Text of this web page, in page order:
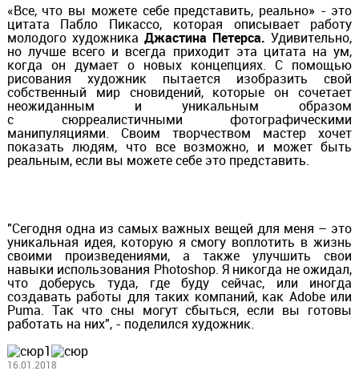
«Все, что вы можете себе представить, реально» - это
цитата Пабло Пикассо, которая описывает работу
молодого художника Джастина Петерса. Удивительно,
но лучше всего и всегда приходит эта цитата на ум,
когда он думает о новых концепциях. С помощью
рисования художник пытается изобразить свой
собственный мир сновидений, которые он сочетает
неожиданным и уникальным образом
с сюрреалистичными фотографическими
манипуляциями. Своим творчеством мастер хочет
показать людям, что все возможно, и может быть
реальным, если вы можете себе это представить.
"Сегодня одна из самых важных вещей для меня – это
уникальная идея, которую я смогу воплотить в жизнь
своими произведениями, а также улучшить свои
навыки использования Photoshop. Я никогда не ожидал,
что доберусь туда, где буду сейчас, или иногда
создавать работы для таких компаний, как Adobe или
Puma. Так что сны могут сбыться, если вы готовы
работать на них", - поделился художник.
16.01.2018